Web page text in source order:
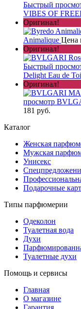
Быстрый
VIBES OF
Оригинал!
Animalique Цена
Оригинал!
Быстрый
Delight Eau de
Оригинал!
просмотр
181 руб.
Каталог
Женская
Мужская
Унисекс
Подарочные
Типы парфюмерии
Одеколон
Туалетная вода
Духи
Туалетные духи
Помощь и сервисы
Главная
О магазине